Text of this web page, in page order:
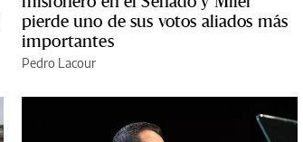
pierde uno de sus votos aliados más
importantes
Pedro Lacour